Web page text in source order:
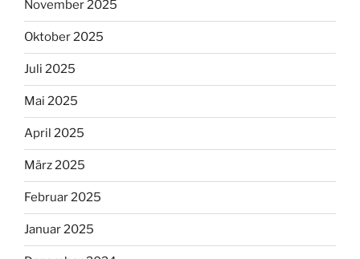
November 2025
Oktober 2025
Juli 2025
Mai 2025
April 2025
März 2025
Februar 2025
Januar 2025